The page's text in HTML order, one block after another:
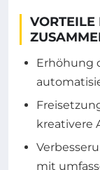
Erhöhung
kreativere
mit